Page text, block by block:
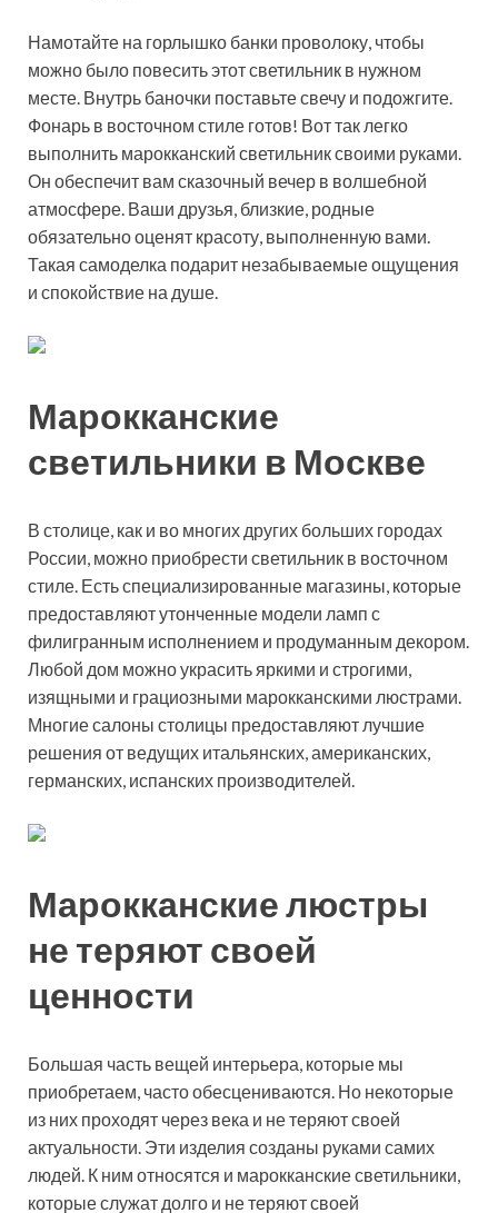
Намотайте на горлышко банки проволоку, чтобы
можно было повесить этот светильник в нужном
месте. Внутрь баночки поставьте свечу и подожгите.
Фонарь в восточном стиле готов! Вот так легко
выполнить марокканский светильник своими руками.
Он обеспечит вам сказочный вечер в волшебной
атмосфере. Ваши друзья, близкие, родные
обязательно оценят красоту, выполненную вами.
Такая самоделка подарит незабываемые ощущения
и спокойствие на душе.
Марокканские
светильники в Москве
В столице, как и во многих других больших городах
России, можно приобрести светильник в восточном
стиле. Есть специализированные магазины, которые
предоставляют утонченные модели ламп с
филигранным исполнением и продуманным декором.
Любой дом можно украсить яркими и строгими,
изящными и грациозными марокканскими люстрами.
Многие салоны столицы предоставляют лучшие
решения от ведущих итальянских, американских,
германских, испанских производителей.
Марокканские люстры
не теряют своей
ценности
Большая часть вещей интерьера, которые мы
приобретаем, часто обесцениваются. Но некоторые
из них проходят через века и не теряют своей
актуальности. Эти изделия созданы руками самих
людей. К ним относятся и марокканские светильники,
которые служат долго и не теряют своей